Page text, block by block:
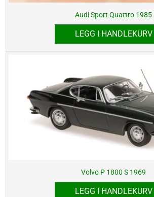
Audi Sport Quattro 1985
LEGG I HANDLEKURV
Volvo P 1800 S 1969
LEGG I HANDLEKURV